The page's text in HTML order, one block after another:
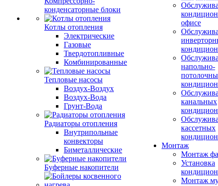
конденсаторные блоки
Котлы отопления
Электрические
Газовые
Твердотопливные
Комбинированные
Тепловые насосы
Воздух-Воздух
Воздух-Вода
Грунт-Вода
Радиаторы отопления
Внутрипольные
конвекторы
Биметаллические
Буферные накопители
офисе
напольно-
канальных
кассетных
Монтаж
Монтаж
Установка
Монтаж